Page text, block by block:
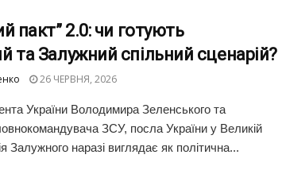
пакт” 2.0: чи готують
та Залужний спільний сценарій?
26 ЧЕРВНЯ, 2026
України Володимира Зеленського та
ЗСУ, посла України у Великій
Залужного наразі виглядає як політична...